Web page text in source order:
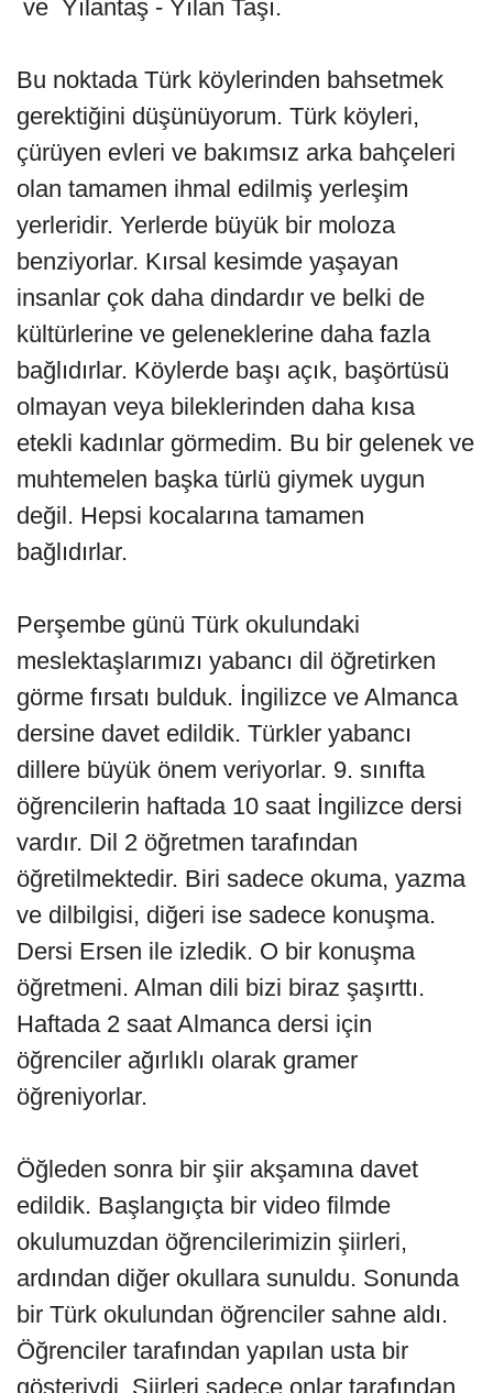
ve Yılantaş - Yılan Taşı.
Bu noktada Türk köylerinden bahsetmek
gerektiğini düşünüyorum. Türk köyleri,
çürüyen evleri ve bakımsız arka bahçeleri
olan tamamen ihmal edilmiş yerleşim
yerleridir. Yerlerde büyük bir moloza
benziyorlar. Kırsal kesimde yaşayan
insanlar çok daha dindardır ve belki de
kültürlerine ve geleneklerine daha fazla
bağlıdırlar. Köylerde başı açık, başörtüsü
olmayan veya bileklerinden daha kısa
etekli kadınlar görmedim. Bu bir gelenek ve
muhtemelen başka türlü giymek uygun
değil. Hepsi kocalarına tamamen
bağlıdırlar.
Perşembe günü Türk okulundaki
meslektaşlarımızı yabancı dil öğretirken
görme fırsatı bulduk. İngilizce ve Almanca
dersine davet edildik. Türkler yabancı
dillere büyük önem veriyorlar. 9. sınıfta
öğrencilerin haftada 10 saat İngilizce dersi
vardır. Dil 2 öğretmen tarafından
öğretilmektedir. Biri sadece okuma, yazma
ve dilbilgisi, diğeri ise sadece konuşma.
Dersi Ersen ile izledik. O bir konuşma
öğretmeni. Alman dili bizi biraz şaşırttı.
Haftada 2 saat Almanca dersi için
öğrenciler ağırlıklı olarak gramer
öğreniyorlar.
Öğleden sonra bir şiir akşamına davet
edildik. Başlangıçta bir video filmde
okulumuzdan öğrencilerimizin şiirleri,
ardından diğer okullara sunuldu. Sonunda
bir Türk okulundan öğrenciler sahne aldı.
Öğrenciler tarafından yapılan usta bir
gösteriydi. Şiirleri sadece onlar tarafından